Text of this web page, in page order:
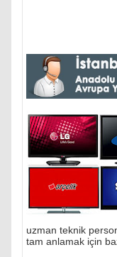
uzman teknik
tam anlamak için